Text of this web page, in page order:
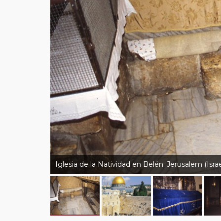
Iglesia de la Natividad en Belén: Jerusalem